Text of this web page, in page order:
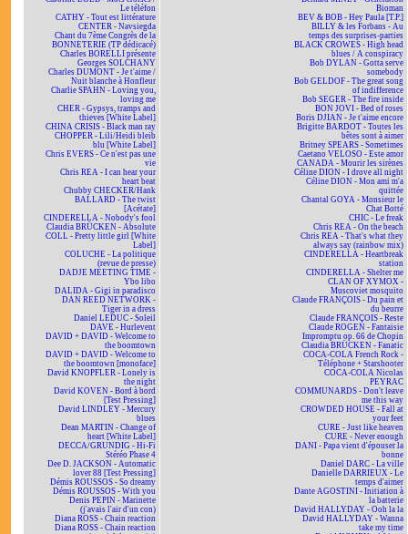
Le téléfon
CATHY - Tout est littérature
CENTER - Navsiegda
Chant du 7ème Congrès de la
BONNETERIE (TP dédicacé)
Charles BORELLI présente
Georges SOLCHANY
Charles DUMONT - Je t'aime /
Nuit blanche à Honfleur
Charlie SPAHN - Loving you,
loving me
CHER - Gypsys, tramps and
thieves [White Label]
CHINA CRISIS - Black man ray
CHOPPER - Lili/Heidi bleib
blu [White Label]
Chris EVERS - Ce n'est pas une
vie
Chris REA - I can hear your
heart beat
Chubby CHECKER/Hank
BALLARD - The twist
[Acétate]
CINDERELLA - Nobody's fool
Claudia BRÜCKEN - Absolute
COLL - Pretty little girl [White
Label]
COLUCHE - La politique
(revue de presse)
DADJE MEETING TIME -
Ybo libo
DALIDA - Gigi in paradisco
DAN REED NETWORK -
Tiger in a dress
Daniel LEDUC - Soleil
DAVE - Hurlevent
DAVID + DAVID - Welcome to
the boomtown
DAVID + DAVID - Welcome to
the boomtown [monoface]
David KNOPFLER - Lonely is
the night
David KOVEN - Bord à bord
[Test Pressing]
David LINDLEY - Mercury
blues
Dean MARTIN - Change of
heart [White Label]
DECCA/GRUNDIG - Hi-Fi
Stéréo Phase 4
Dee D. JACKSON - Automatic
lover 88 [Test Pressing]
Démis ROUSSOS - So dreamy
Démis ROUSSOS - With you
Denis PEPIN - Marinette
(j'avais l'air d'un con)
Diana ROSS - Chain reaction
Diana ROSS - Chain reaction
Bioman
BEV & BOB - Hey Paula [T.P.]
BILLY & les Forbans - Au
temps des surprises-parties
BLACK CROWES - High head
blues / A conspiracy
Bob DYLAN - Gotta serve
somebody
Bob GELDOF - The great song
of indifference
Bob SEGER - The fire inside
BON JOVI - Bed of roses
Boris DJIAN - Je t'aime encore
Brigitte BARDOT - Toutes les
bêtes sont à aimer
Britney SPEARS - Sometimes
Caetano VELOSO - Este amor
CANADA - Mourir les sirènes
Céline DION - I drove all night
Céline DION - Mon ami m'a
quittée
Chantal GOYA - Monsieur le
Chat Botté
CHIC - Le freak
Chris REA - On the beach
Chris REA - That's what they
always say (rainbow mix)
CINDERELLA - Heartbreak
station
CINDERELLA - Shelter me
CLAN OF XYMOX -
Muscoviet mosquito
Claude FRANÇOIS - Du pain et
du beurre
Claude FRANÇOIS - Reste
Claude ROGEN - Fantaisie
Impromptu op. 66 de Chopin
Claudia BRÜCKEN - Fanatic
COCA-COLA French Rock -
Téléphone + Starshooter
COCA-COLA Nicolas
PEYRAC
COMMUNARDS - Don't leave
me this way
CROWDED HOUSE - Fall at
your feet
CURE - Just like heaven
CURE - Never enough
DANI - Papa vient d'épouser la
bonne
Daniel DARC - La ville
Danielle DARRIEUX - Le
temps d'aimer
Dante AGOSTINI - Initiation à
la batterie
David HALLYDAY - Ooh la la
David HALLYDAY - Wanna
take my time